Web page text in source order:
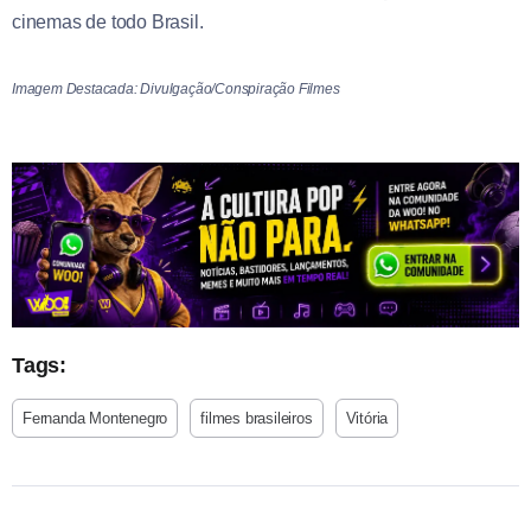
cinemas de todo Brasil.
Imagem Destacada: Divulgação/Conspiração Filmes
Tags:
Fernanda Montenegro filmes brasileiros Vitória